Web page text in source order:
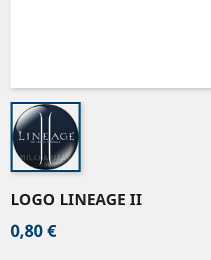
LOGO LINEAGE II
0,80 €